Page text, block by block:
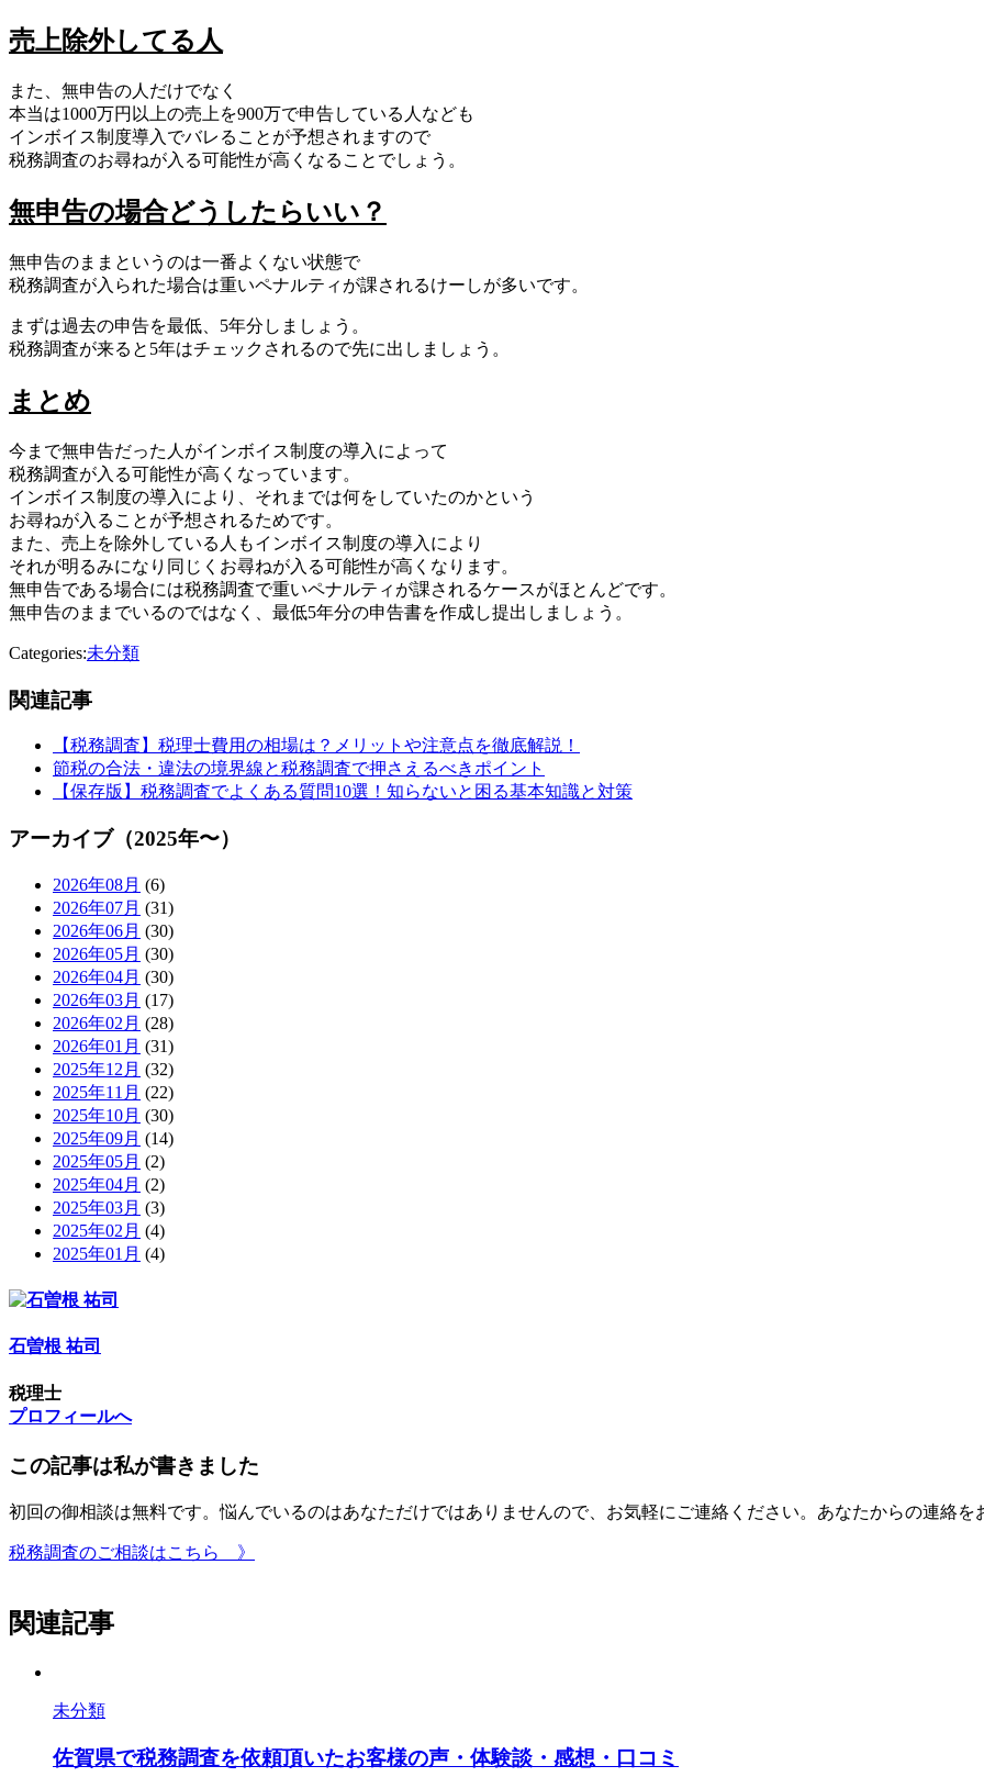
売上除外してる人
また、無申告の人だけでなく
本当は1000万円以上の売上を900万で申告している人なども
インボイス制度導入でバレることが予想されますので
税務調査のお尋ねが入る可能性が高くなることでしょう。
無申告の場合どうしたらいい？
無申告のままというのは一番よくない状態で
税務調査が入られた場合は重いペナルティが課されるけーしが多いです。
まずは過去の申告を最低、5年分しましょう。
税務調査が来ると5年はチェックされるので先に出しましょう。
まとめ
今まで無申告だった人がインボイス制度の導入によって
税務調査が入る可能性が高くなっています。
インボイス制度の導入により、それまでは何をしていたのかという
お尋ねが入ることが予想されるためです。
また、売上を除外している人もインボイス制度の導入により
それが明るみになり同じくお尋ねが入る可能性が高くなります。
無申告である場合には税務調査で重いペナルティが課されるケースがほとんどです。
無申告のままでいるのではなく、最低5年分の申告書を作成し提出しましょう。
Categories:未分類
関連記事
【税務調査】税理士費用の相場は？メリットや注意点を徹底解説！
節税の合法・違法の境界線と税務調査で押さえるべきポイント
【保存版】税務調査でよくある質問10選！知らないと困る基本知識と対策
アーカイブ（2025年〜）
2026年08月 (6)
2026年07月 (31)
2026年06月 (30)
2026年05月 (30)
2026年04月 (30)
2026年03月 (17)
2026年02月 (28)
2026年01月 (31)
2025年12月 (32)
2025年11月 (22)
2025年10月 (30)
2025年09月 (14)
2025年05月 (2)
2025年04月 (2)
2025年03月 (3)
2025年02月 (4)
2025年01月 (4)
石曽根 祐司
税理士
プロフィールへ
この記事は私が書きました
初回の御相談は無料です。悩んでいるのはあなただけではありませんので、お気軽にご連絡ください。あなたからの連絡を
税務調査のご相談はこちら 》
関連記事
未分類
佐賀県で税務調査を依頼頂いたお客様の声・体験談・感想・口コミ